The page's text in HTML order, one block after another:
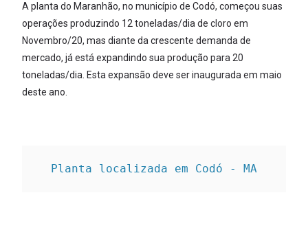
A planta do Maranhão, no município de Codó, começou suas
operações produzindo 12 toneladas/dia de cloro em
Novembro/20, mas diante da crescente demanda de
mercado, já está expandindo sua produção para 20
toneladas/dia. Esta expansão deve ser inaugurada em maio
deste ano.
Planta localizada em Codó - MA